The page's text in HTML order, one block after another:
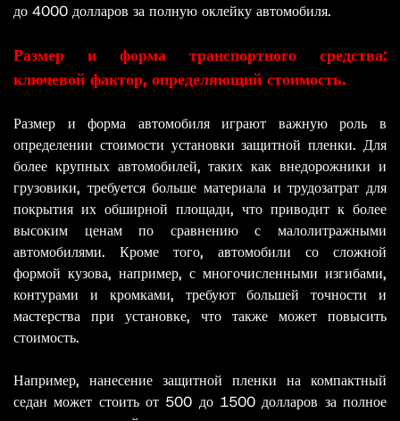
до 4000 долларов за полную оклейку автомобиля.
Размер и форма транспортного средства:
ключевой фактор, определяющий стоимость.
Размер и форма автомобиля играют важную роль в
определении стоимости установки защитной пленки. Для
более крупных автомобилей, таких как внедорожники и
грузовики, требуется больше материала и трудозатрат для
покрытия их обширной площади, что приводит к более
высоким ценам по сравнению с малолитражными
автомобилями. Кроме того, автомобили со сложной
формой кузова, например, с многочисленными изгибами,
контурами и кромками, требуют большей точности и
мастерства при установке, что также может повысить
стоимость.
Например, нанесение защитной пленки на компактный
седан может стоить от 500 до 1500 долларов за полное